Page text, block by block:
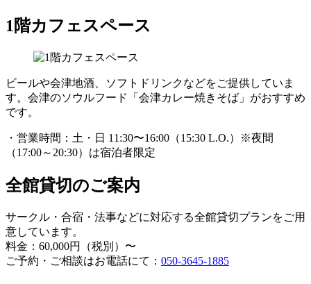
1階カフェスペース
ビールや会津地酒、ソフトドリンクなどをご提供していま
す。会津のソウルフード「会津カレー焼きそば」がおすすめ
です。
・営業時間：土・日 11:30〜16:00（15:30 L.O.）※夜間
（17:00～20:30）は宿泊者限定
全館貸切のご案内
サークル・合宿・法事などに対応する全館貸切プランをご用
意しています。
料金：60,000円（税別）〜
ご予約・ご相談はお電話にて： 050-3645-1885